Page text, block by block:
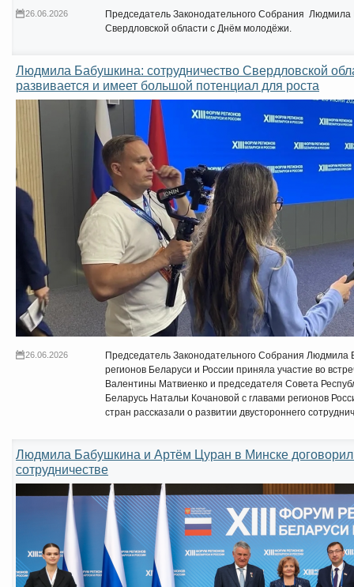
26.06.2026
Председатель Законодательного Собрания
Свердловской области с Днём молодёжи.
Людмила Бабушкина: сотрудничество Свердловской
развивается и имеет большой потенциал для роста
26.06.2026
Председатель Законодательного Собрания
регионов Беларуси и России приняла участие во
Валентины Матвиенко и председателя Совета
Беларусь Натальи Кочановой с главами регионов
стран рассказали о развитии двустороннего
Людмила Бабушкина и Артём Цуран в Минске
сотрудничестве